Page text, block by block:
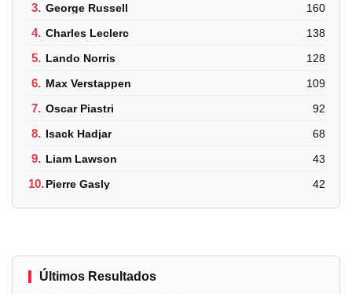
3. George Russell 160
4. Charles Leclerc 138
5. Lando Norris 128
6. Max Verstappen 109
7. Oscar Piastri 92
8. Isack Hadjar 68
9. Liam Lawson 43
10.Pierre Gasly 42
Últimos Resultados